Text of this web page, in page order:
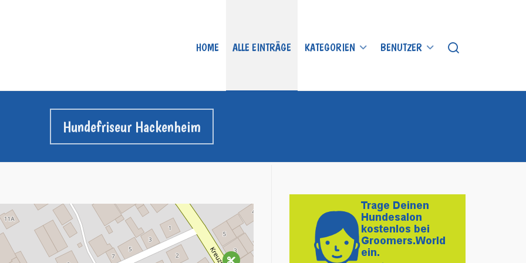
HOME ALLE EINTRÄGE KATEGORIEN BENUTZER
Hundefriseur Hackenheim